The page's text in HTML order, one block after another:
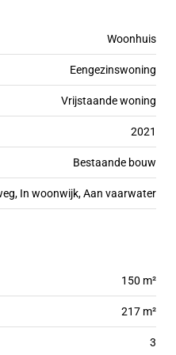
met twee
eenvoudig drie tot vier
Of de inloopkast wordt
en een
In de hal liggen
zijn de
Woonhuis
Eengezinswoning
Vrijstaande woning
2021
Bestaande bouw
In woonwijk, Aan vaarwater
150 m²
217 m²
3